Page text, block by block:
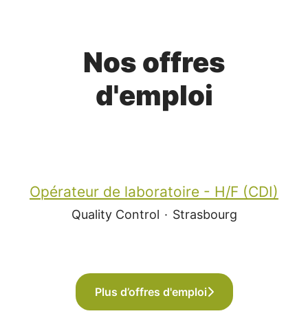
Nos offres
d'emploi
Opérateur de laboratoire - H/F (CDI)
Quality Control · Strasbourg
Plus d’offres d'emploi